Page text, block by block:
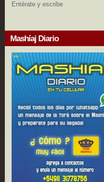
Entérate y escribe
Mashíaj Diario